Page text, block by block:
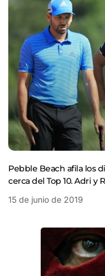
Pebble Beach afila los
cerca del Top 10. Adri y
15 de junio de 2019